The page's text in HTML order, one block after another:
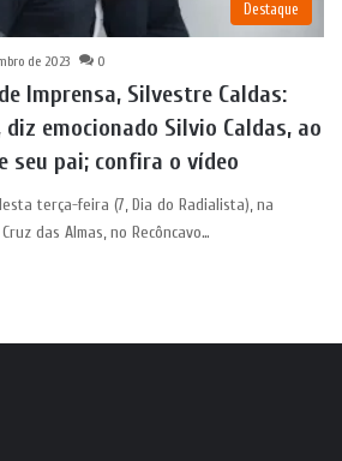
Destaque
de 2023 0
Imprensa, Silvestre Caldas:
emocionado Silvio Caldas, ao
seu pai; confira o vídeo
terça-feira (7, Dia do Radialista), na
das Almas, no Recôncavo…